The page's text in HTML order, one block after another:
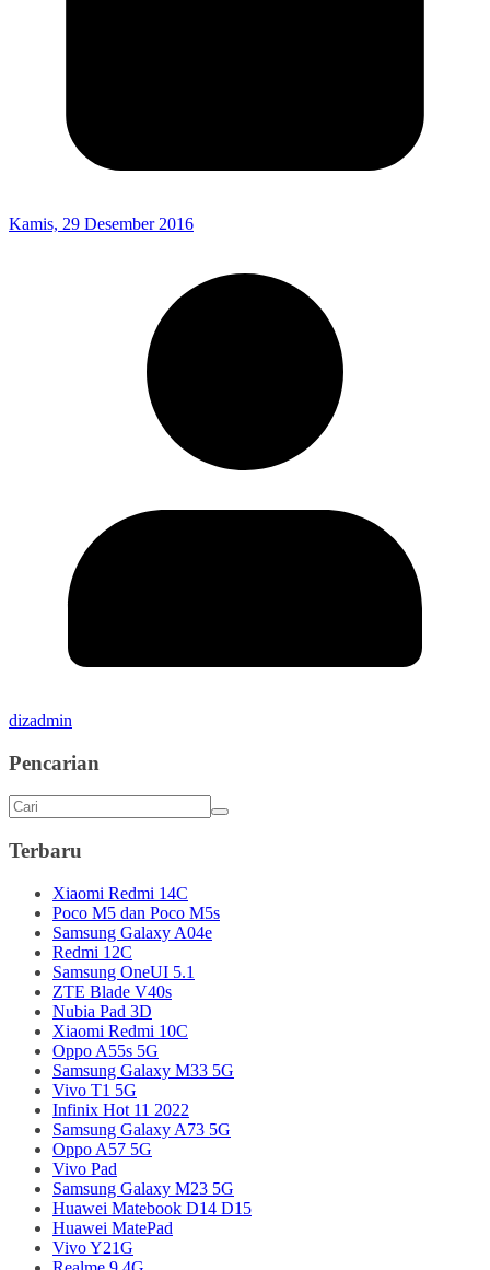
Kamis, 29 Desember 2016
dizadmin
Pencarian
Terbaru
Xiaomi Redmi 14C
Poco M5 dan Poco M5s
Samsung Galaxy A04e
Redmi 12C
Samsung OneUI 5.1
ZTE Blade V40s
Nubia Pad 3D
Xiaomi Redmi 10C
Oppo A55s 5G
Samsung Galaxy M33 5G
Vivo T1 5G
Infinix Hot 11 2022
Samsung Galaxy A73 5G
Oppo A57 5G
Vivo Pad
Samsung Galaxy M23 5G
Huawei Matebook D14 D15
Huawei MatePad
Vivo Y21G